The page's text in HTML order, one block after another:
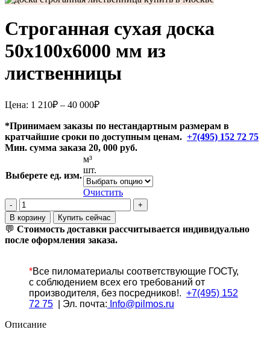
Строганная сухая доска
50x100x6000 мм из
лиственницы
Цена: 1 210₽ – 40 000₽Диапазон
1
210₽
–
*Принимаем заказы по нестандартным размерам в
кратчайшие сроки по доступным ценам. +7(495) 152 72 75
Мин. сумма заказа 20, 000 руб.
Выберете ед. изм.
м³
шт.
Очистить
Количество
товара
Строганная
сухая
доска
мм
лиственницы
В корзину Купить сейчас
💬 Стоимость доставки рассчитывается индивидуально
после оформления заказа.
*Все пиломатериалы соответствующие ГОСТу,
с соблюдением всех его требований от
производителя, без посредников!. +7(495) 152
72 75 | Эл. почта: Info@pilmos.ru
Описание